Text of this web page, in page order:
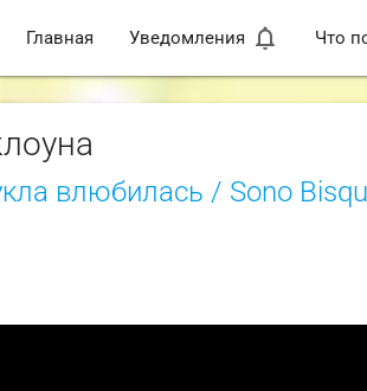
Главная Уведомления notifications_none Что
влюбилась / Sono